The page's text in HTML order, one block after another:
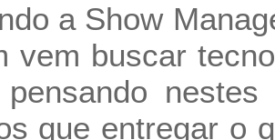
a Show
vem buscar
que entregar o